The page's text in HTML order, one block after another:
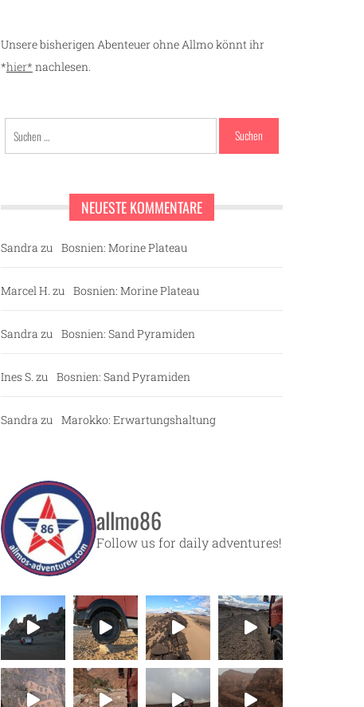
Unsere bisherigen Abenteuer ohne Allmo könnt ihr
*hier* nachlesen.
Suchen
nach:
NEUESTE KOMMENTARE
Sandra zu Bosnien: Morine Plateau
Marcel H. zu Bosnien: Morine Plateau
Sandra zu Bosnien: Sand Pyramiden
Ines S. zu Bosnien: Sand Pyramiden
Sandra zu Marokko: Erwartungshaltung
allmo86
Follow us for daily adventures!